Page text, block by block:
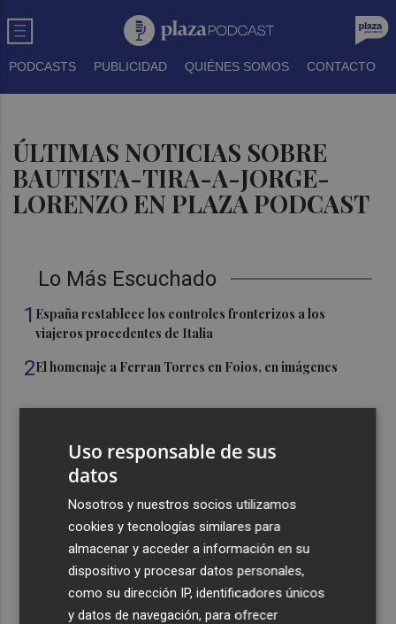
PODCASTS PUBLICIDAD QUIÉNES SOMOS CONTACTO
ÚLTIMAS NOTICIAS SOBRE
BAUTISTA-TIRA-A-JORGE-
LORENZO EN PLAZA PODCAST
Lo Más Escuchado
1 España restablece los controles fronterizos a los
viajeros procedentes de Italia
2El homenaje a Ferran Torres en Foios, en imágenes
Foios se vuelca con Ferran Torres
La serie murciana protagonizada por un conejo de
peluche malhablado y gamberro que triunfa en las
redes: así es 'Yván y Lolo'
Uso responsable de sus
datos
Nosotros y nuestros socios utilizamos
cookies y tecnologías similares para
almacenar y acceder a información en su
dispositivo y procesar datos personales,
como su dirección IP, identificadores únicos
y datos de navegación, para ofrecer